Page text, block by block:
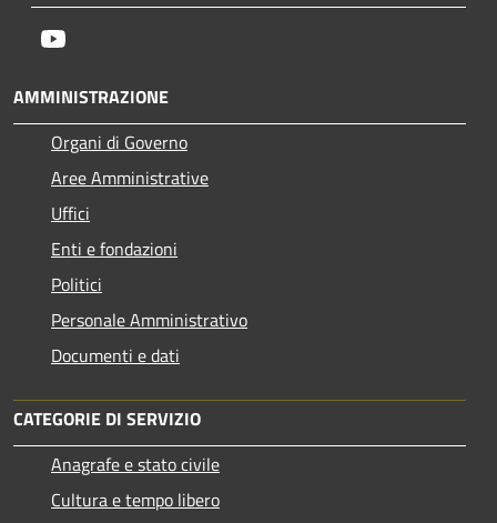
AMMINISTRAZIONE
Organi di Governo
Aree Amministrative
Uffici
Enti e fondazioni
Politici
Personale Amministrativo
Documenti e dati
CATEGORIE DI SERVIZIO
Anagrafe e stato civile
Cultura e tempo libero